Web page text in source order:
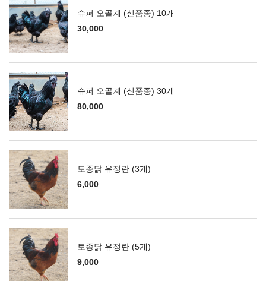
슈퍼 오골계 (신품종) 10개
30,000
슈퍼 오골계 (신품종) 30개
80,000
토종닭 유정란 (3개)
6,000
토종닭 유정란 (5개)
9,000